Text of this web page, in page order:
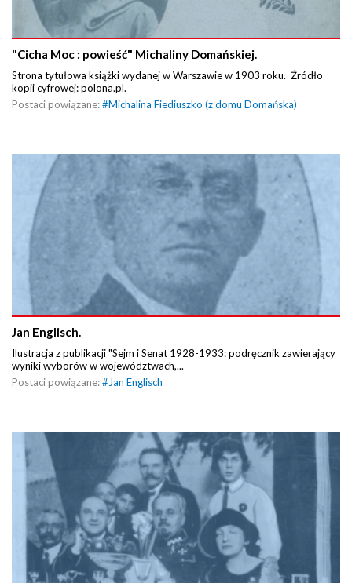
"Cicha Moc : powieść" Michaliny Domańskiej.
Strona tytułowa książki wydanej w Warszawie w 1903 roku. Źródło
kopii cyfrowej: polona.pl.
Postaci powiązane:#Michalina Fiediuszko (z domu Domańska)
Jan Englisch.
Ilustracja z publikacji "Sejm i Senat 1928-1933: podręcznik zawierający
wyniki wyborów w województwach,...
Postaci powiązane:# Jan Englisch